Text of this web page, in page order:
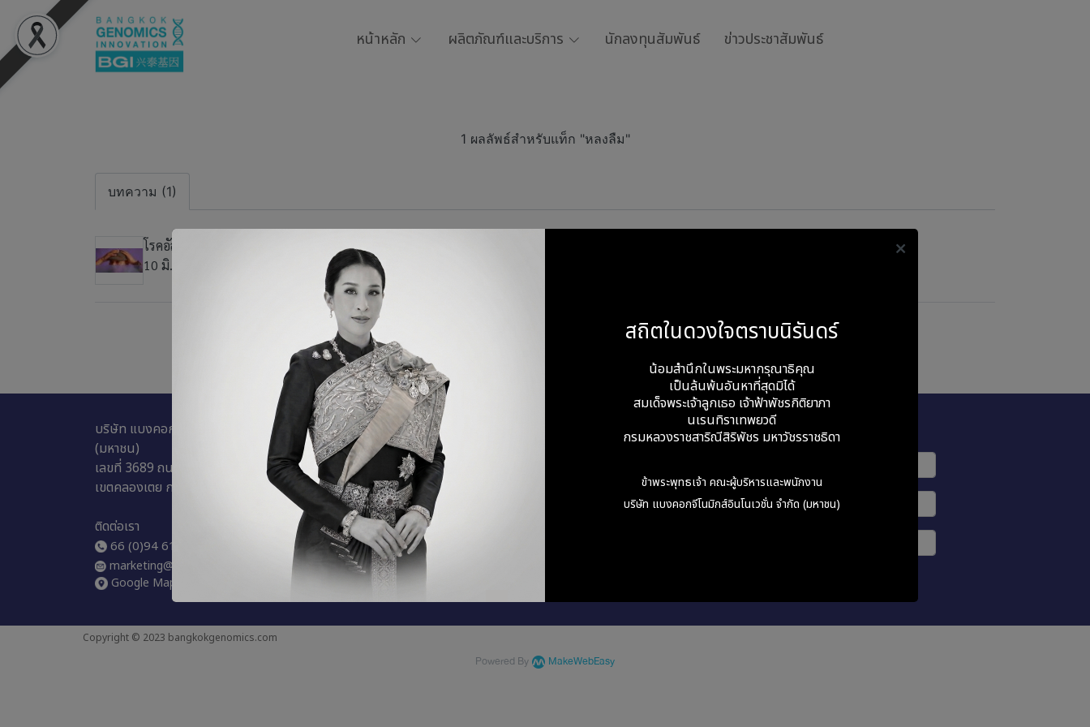
หน้าหลัก ผลิตภัณฑ์และบริการ นักลงทุนสัมพันธ์ ข่าวประชาสัมพันธ์
1 ผลลัพธ์สำหรับแท็ก "หลงลืม"
บทความ (1)
โรคอัลไซเมอร์คืออะไร เกี่ยวข้องอย่างไรกับภาวะสมองเสื่อม
10 มิ.ย. 2568
บริษัท แบงคอกจีโนมิกส์อินโนเวชั่น จำกัด
(มหาชน)
เลขที่ 3689 ถนนพระราม 4 แขวงพระโขนง
เขตคลองเตย กทม. 10110
ติดต่อเรา
66 (0)94 616 6878
marketing@bangkokgenomics.com
Google Map
ช่องทางการร้องเรียน
นโยบายความเป็นส่วนตัว
นโยบายการเก็บรักษาข้อมูลส่วนบุคคล
นโยบายการใช้คุกกี้
แบบฟอร์มคำร้องขอของเจ้าของข้อมูลส่วนบุคคล
Subscribe
Copyright © 2023 bangkokgenomics.com
Powered By MakeWebEasy
สถิตในดวงใจตราบนิรันดร์
น้อมสำนึกในพระมหากรุณาธิคุณ
เป็นล้นพ้นอันหาที่สุดมิได้
สมเด็จพระเจ้าลูกเธอ เจ้าฟ้าพัชรกิติยาภา
นเรนทิราเทพยวดี
กรมหลวงราชสาริณีสิริพัชร มหาวัชรราชธิดา
ข้าพระพุทธเจ้า คณะผู้บริหารและพนักงาน
บริษัท แบงคอกจีโนมิกส์อินโนเวชั่น จำกัด (มหาชน)